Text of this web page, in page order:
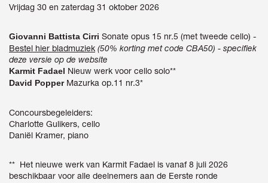
Vrijdag 30 en zaterdag 31 oktober 2026
Giovanni Battista Cirri Sonate opus 15 nr.5 (met tweede cello) -
Bestel hier bladmuziek (50% korting met code CBA50) - specifiek
deze versie op de website
Karmit Fadael Nieuw werk voor cello solo**
David Popper Mazurka op.11 nr.3*
Concoursbegeleiders:
Charlotte Gulikers, cello
Daniël Kramer, piano
** Het nieuwe werk van Karmit Fadael is vanaf 8 juli 2026
beschikbaar voor alle deelnemers aan de Eerste ronde